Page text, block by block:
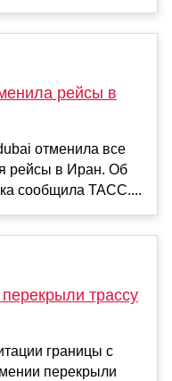
рейсы в
отменила все
рейсы в Иран. Об
сообщила ТАСС....
трассу
границы с
перекрыли